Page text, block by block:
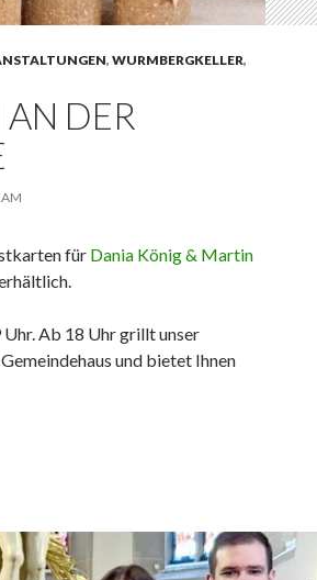
, WURMBERGKELLER,
AN DER
für Dania König & Martin
Ab 18 Uhr grillt unser
und bietet Ihnen